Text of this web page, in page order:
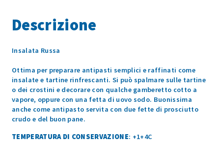
Descrizione
Insalata Russa
Ottima per preparare antipasti semplici e raffinati come
insalate e tartine rinfrescanti. Si può spalmare sulle tartine
o dei crostini e decorare con qualche gamberetto cotto a
vapore, oppure con una fetta di uovo sodo. Buonissima
anche come antipasto servita con due fette di prosciutto
crudo e del buon pane.
TEMPERATURA DI CONSERVAZIONE: +1+4C